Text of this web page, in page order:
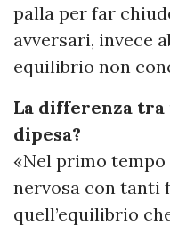
palla per far
avversari, invece
equilibrio non
La differenza tra
dipesa?
«Nel primo
nervosa con tanti
quell’equilibrio